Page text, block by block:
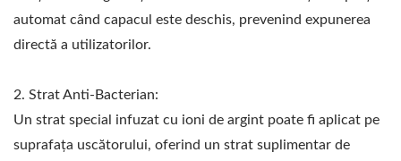
automat când capacul este deschis, prevenind expunerea
directă a utilizatorilor.
2. Strat Anti-Bacterian:
Un strat special infuzat cu ioni de argint poate fi aplicat pe
suprafața uscătorului, oferind un strat suplimentar de